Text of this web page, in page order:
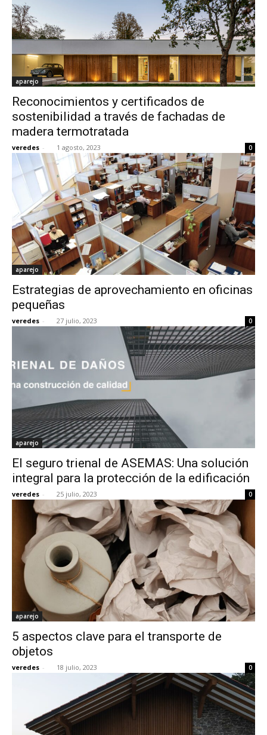
aparejo
Reconocimientos y certificados de
sostenibilidad a través de fachadas de
madera termotratada
veredes - 1 agosto, 2023 0
aparejo
Estrategias de aprovechamiento en oficinas
pequeñas
veredes - 27 julio, 2023 0
aparejo
El seguro trienal de ASEMAS: Una solución
integral para la protección de la edificación
veredes - 25 julio, 2023 0
aparejo
5 aspectos clave para el transporte de
objetos
veredes - 18 julio, 2023 0